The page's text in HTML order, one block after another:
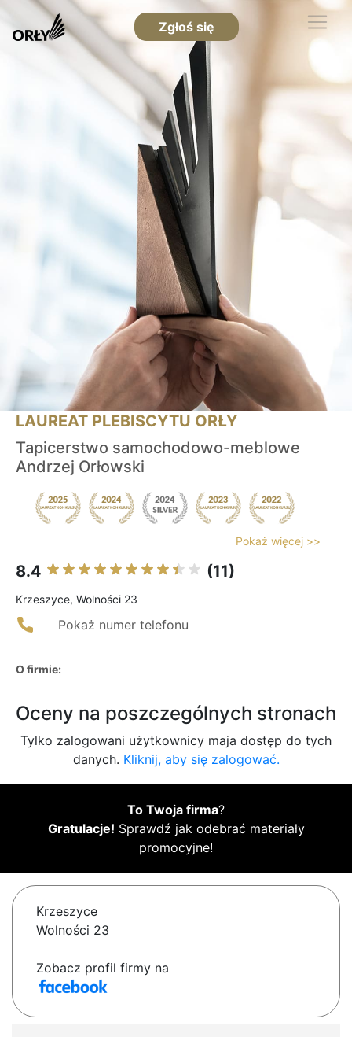
Zgłoś się
LAUREAT PLEBISCYTU ORŁY
Tapicerstwo samochodowo-meblowe
Andrzej Orłowski
Pokaż więcej >>
8.4 (11)
Krzeszyce, Wolności 23
Pokaż numer telefonu
O firmie:
Oceny na poszczególnych stronach
Tylko zalogowani użytkownicy maja dostęp do tych
danych. Kliknij, aby się zalogować.
To Twoja firma?
Gratulacje! Sprawdź jak odebrać materiały
promocyjne!
Krzeszyce
Wolności 23
Zobacz profil firmy na